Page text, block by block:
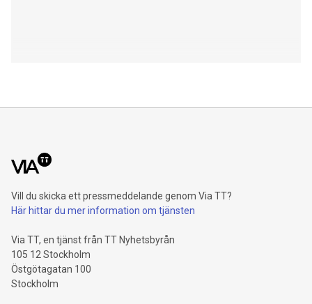
Vill du skicka ett pressmeddelande genom Via TT?
Här hittar du mer information om tjänsten
Via TT, en tjänst från TT Nyhetsbyrån
105 12 Stockholm
Östgötagatan 100
Stockholm